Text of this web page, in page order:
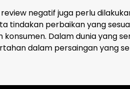
negatif juga perlu
tindakan perbaikan yang
konsumen. Dalam dunia yang
dalam persaingan yang